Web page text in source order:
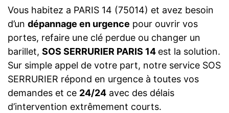
Vous habitez a PARIS 14 (75014) et avez besoin
d’un dépannage en urgence pour ouvrir vos
portes, refaire une clé perdue ou changer un
barillet, SOS SERRURIER PARIS 14 est la solution.
Sur simple appel de votre part, notre service SOS
SERRURIER répond en urgence à toutes vos
demandes et ce 24/24 avec des délais
d’intervention extrêmement courts.